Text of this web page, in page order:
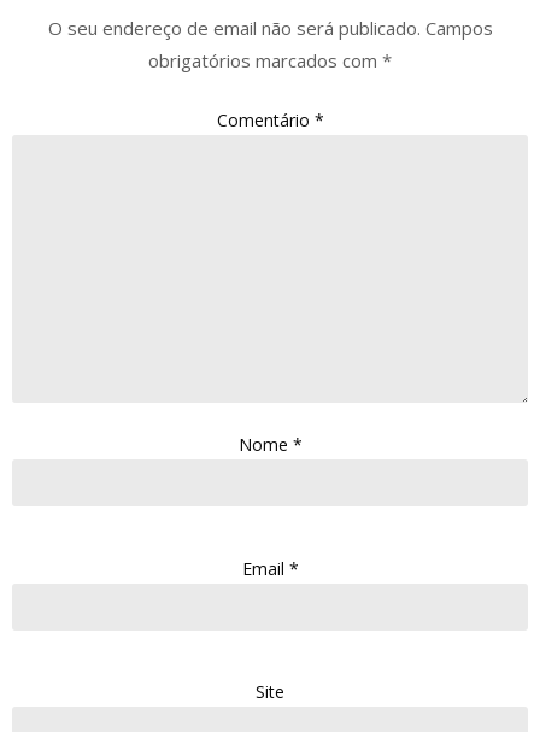
O seu endereço de email não será publicado. Campos
obrigatórios marcados com *
Comentário *
Nome *
Email *
Site